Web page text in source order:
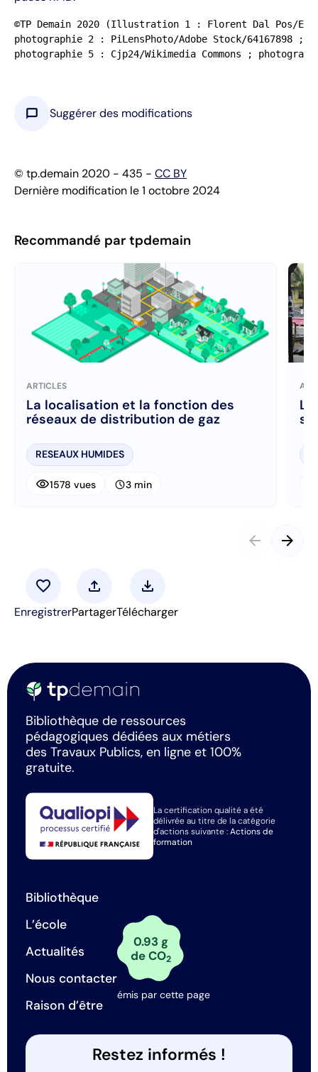
©TP Demain 2020 (Illustration 1 : Florent Dal Pos/
photographie 2 : PiLensPhoto/Adobe Stock/64167898 ;
photographie 5 : Cjp24/Wikimedia Commons ;
chat_bubble Suggérer des modifications
© tp.demain 2020 - 435 - CC BY
Dernière modification le 1 octobre 2024
Recommandé par tpdemain
ARTICLES
La localisation et la fonction des
réseaux de distribution de gaz
RESEAUX HUMIDES
visibility1578 vues schedule3 min
arrow_back arrow_forward
favorite
Enregistrer
upload
Partager
download
Télécharger
Bibliothèque de ressources
pédagogiques dédiées aux métiers
des Travaux Publics, en ligne et 100%
gratuite.
La certification qualité a été
délivrée au titre de la catégorie
d'actions suivante :Actions de
formation
Bibliothèque
L’école
Actualités
Nous contacter
Raison d’être
0.93 g
de CO2
émis par cette page
Restez informés !